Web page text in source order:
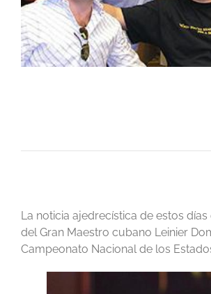
La noticia ajedrecística de estos días
del Gran Maestro cubano Leinier
Campeonato Nacional de los